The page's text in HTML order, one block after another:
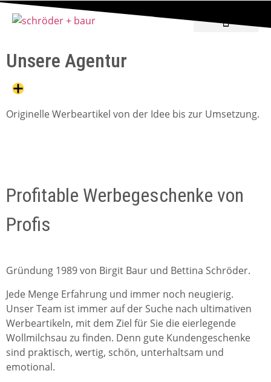
Unsere Agentur
Originelle Werbeartikel von der Idee bis zur Umsetzung.
Profitable Werbegeschenke von
Profis
Gründung 1989 von Birgit Baur und Bettina Schröder.
Jede Menge Erfahrung und immer noch neugierig.
Unser Team ist immer auf der Suche nach ultimativen
Werbeartikeln, mit dem Ziel für Sie die eierlegende
Wollmilchsau zu finden. Denn gute Kundengeschenke
sind praktisch, wertig, schön, unterhaltsam und
emotional.